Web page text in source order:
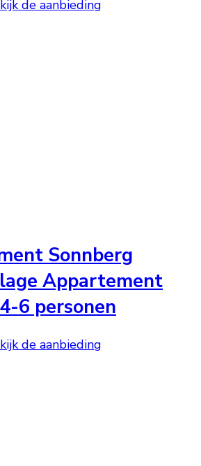
de aanbieding
Sonnberg
Appartement
6 personen
de aanbieding